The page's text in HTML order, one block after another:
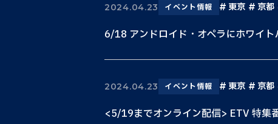
2024.04.23 イベント情報 東京 京都
6/18 アンドロイド・オペラにホワイト
2024.04.23 イベント情報 東京 京都
<5/19までオンライン配信> ETV 特集